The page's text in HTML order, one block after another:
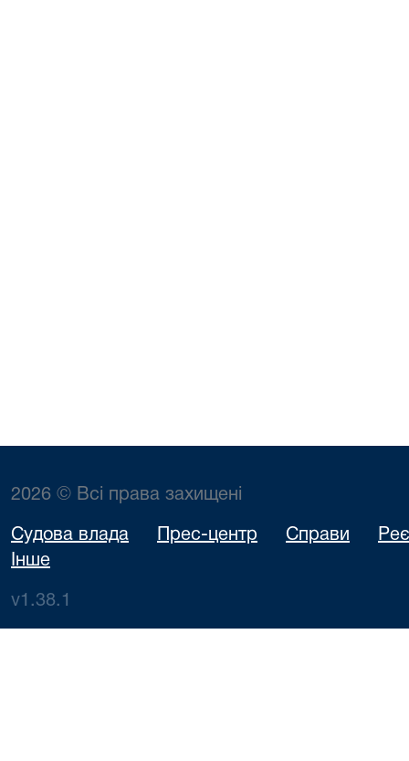
2026 © Всі права захищені
Судова влада Прес-центр Справи
Інше
v1.38.1